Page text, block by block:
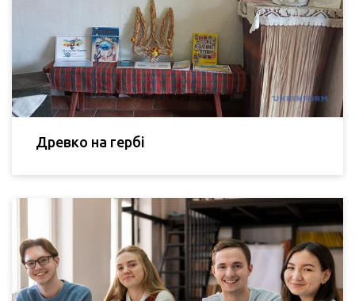
Древко на гербі